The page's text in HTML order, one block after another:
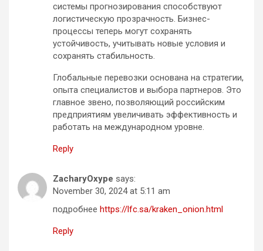
системы прогнозирования способствуют
логистическую прозрачность. Бизнес-
процессы теперь могут сохранять
устойчивость, учитывать новые условия и
сохранять стабильность.
Глобальные перевозки основана на стратегии,
опыта специалистов и выбора партнеров. Это
главное звено, позволяющий российским
предприятиям увеличивать эффективность и
работать на международном уровне.
Reply
ZacharyOxype says:
November 30, 2024 at 5:11 am
подробнее https://lfc.sa/kraken_onion.html
Reply